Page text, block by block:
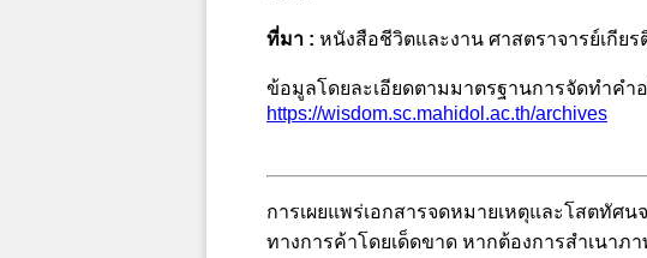
ที่มา : หนังสือชีวิตและงาน ศาสตราจารย์เกีย
ข้อมูลโดยละเอียดตามมาตรฐานการจัดทำคำ
https://wisdom.sc.mahidol.ac.th/archives
การเผยแพร่เอกสารจดหมายเหตุและโสตทัศ
ทางการค้าโดยเด็ดขาด หากต้องการสำเน